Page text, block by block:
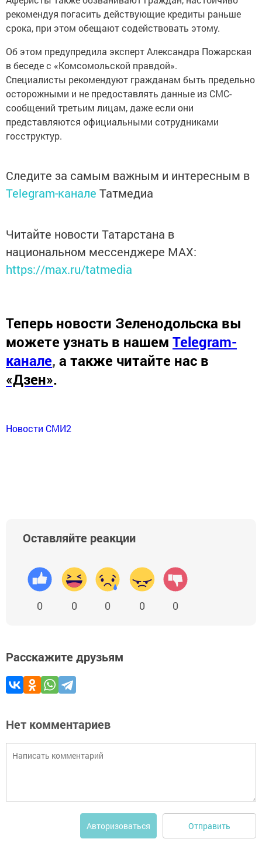
рекомендуя погасить действующие кредиты раньше
срока, при этом обещают содействовать этому.
Об этом предупредила эксперт Александра Пожарская
в беседе с «Комсомольской правдой».
Специалисты рекомендуют гражданам быть предельно
осторожными и не предоставлять данные из СМС-
сообщений третьим лицам, даже если они
представляются официальными сотрудниками
госструктур.
Следите за самым важным и интересным в
Telegram-канале Татмедиа
Читайте новости Татарстана в
национальном мессенджере MАХ:
https://max.ru/tatmedia
Теперь новости Зеленодольска вы
можете узнать в нашем Telegram-
канале, а также читайте нас в
«Дзен».
Новости СМИ2
Оставляйте реакции
0 0 0 0 0
Расскажите друзьям
Нет комментариев
Авторизоваться Отправить